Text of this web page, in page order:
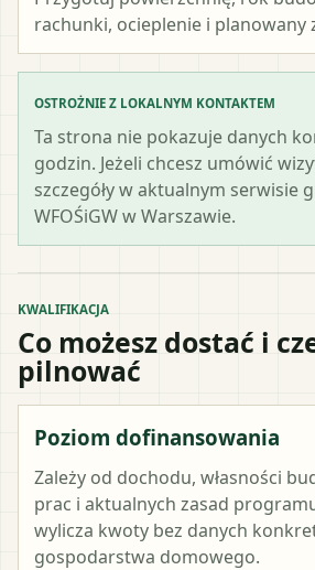
rachunki, ocieplenie i planowany
OSTROŻNIE Z LOKALNYM KONTAKTEM
Ta strona nie pokazuje danych
godzin. Jeżeli chcesz umówić
szczegóły w aktualnym serwisie
WFOŚiGW w Warszawie.
KWALIFIKACJA
Co możesz dostać i
pilnować
Poziom dofinansowania
Zależy od dochodu, własności
prac i aktualnych zasad
wylicza kwoty bez danych
gospodarstwa domowego.